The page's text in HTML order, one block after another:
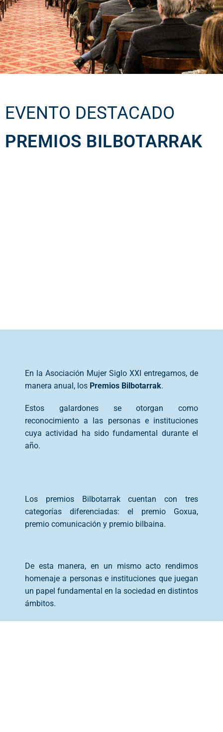
EVENTO DESTACADO
PREMIOS BILBOTARRAK
En la Asociación Mujer Siglo XXI entregamos, de
manera anual, los Premios Bilbotarrak.
Estos galardones se otorgan como
reconocimiento a las personas e instituciones
cuya actividad ha sido fundamental durante el
año.
Los premios Bilbotarrak cuentan con tres
categorías diferenciadas: el premio Goxua,
premio comunicación y premio bilbaina.
De esta manera, en un mismo acto rendimos
homenaje a personas e instituciones que juegan
un papel fundamental en la sociedad en distintos
ámbitos.